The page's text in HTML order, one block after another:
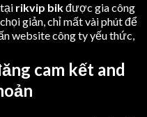
rikvip bikđược gia công
giản, chỉ mất vài phút để
website công ty yếu thức,
cam kết and